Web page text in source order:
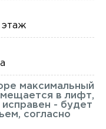
этаж
максимальный
в лифт,
- будет
согласно